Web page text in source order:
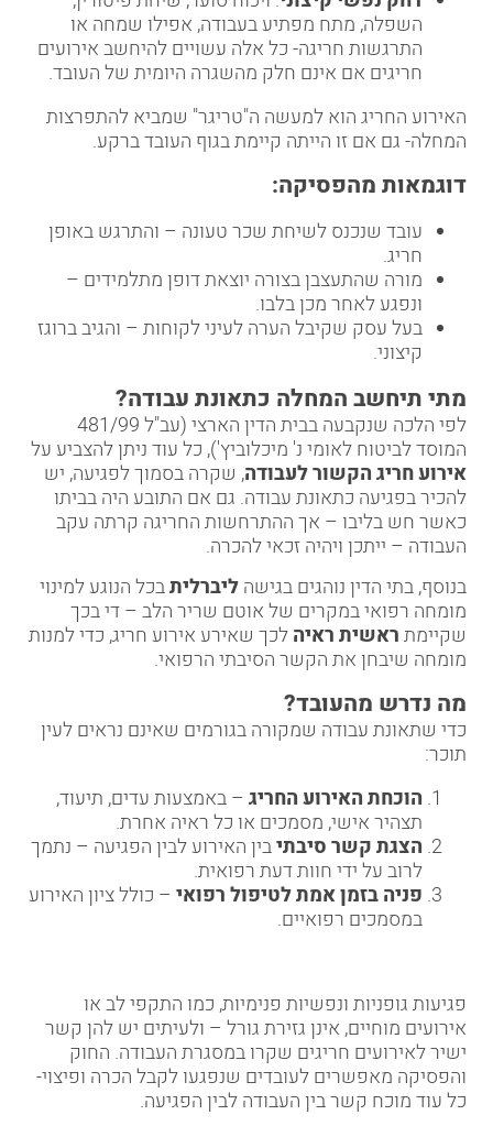
השפלה, מתח מפתיע בעבודה, אפילו שמחה או
התרגשות חריגה- כל אלה עשויים להיחשב אירועים
חריגים אם אינם חלק מהשגרה היומית של העובד.
האירוע החריג הוא למעשה ה"טריגר" שמביא להתפרצות
המחלה- גם אם זו הייתה קיימת בגוף העובד ברקע.
דוגמאות מהפסיקה:
עובד שנכנס לשיחת שכר טעונה – והתרגש באופן
חריג.
מורה שהתעצבן בצורה יוצאת דופן מתלמידים –
ונפגע לאחר מכן בלבו.
בעל עסק שקיבל הערה לעיני לקוחות – והגיב ברוגז
קיצוני.
מתי תיחשב המחלה כתאונת עבודה?
לפי הלכה שנקבעה בבית הדין הארצי (עב"ל 481/99
המוסד לביטוח לאומי נ' מיכלוביץ'), כל עוד ניתן להצביע על
אירוע חריג הקשור לעבודה, שקרה בסמוך לפגיעה, יש
להכיר בפגיעה כתאונת עבודה. גם אם התובע היה בביתו
כאשר חש בליבו – אך ההתרחשות החריגה קרתה עקב
העבודה – ייתכן ויהיה זכאי להכרה.
בנוסף, בתי הדין נוהגים בגישהליברליתבכל הנוגע למינוי
מומחה רפואי במקרים של אוטם שריר הלב – די בכך
שקיימתראשית ראיהלכך שאירע אירוע חריג, כדי למנות
מומחה שיבחן את הקשר הסיבתי הרפואי.
מה נדרש מהעובד?
כדי שתאונת עבודה שמקורה בגורמים שאינם נראים לעין
תוכר:
הוכחת האירוע החריג– באמצעות עדים, תיעוד,
תצהיר אישי, מסמכים או כל ראיה אחרת.
הצגת קשר סיבתיבין האירוע לבין הפגיעה – נתמך
לרוב על ידי חוות דעת רפואית.
פניה בזמן אמת לטיפול רפואי– כולל ציון האירוע
במסמכים רפואיים.
פגיעות גופניות ונפשיות פנימיות, כמו התקפי לב או
אירועים מוחיים, אינן גזירת גורל – ולעיתים יש להן קשר
ישיר לאירועים חריגים שקרו במסגרת העבודה. החוק
והפסיקה מאפשרים לעובדים שנפגעו לקבל הכרה ופיצוי-
כל עוד מוכח קשר בין העבודה לבין הפגיעה.